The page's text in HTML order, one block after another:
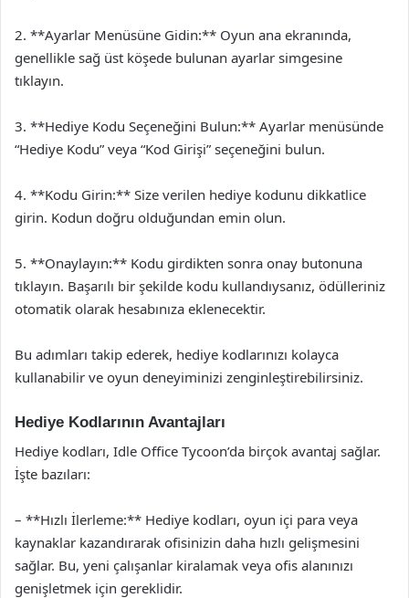
2. **Ayarlar Menüsüne Gidin:** Oyun ana ekranında,
genellikle sağ üst köşede bulunan ayarlar simgesine
tıklayın.
3. **Hediye Kodu Seçeneğini Bulun:** Ayarlar menüsünde
“Hediye Kodu” veya “Kod Girişi” seçeneğini bulun.
4. **Kodu Girin:** Size verilen hediye kodunu dikkatlice
girin. Kodun doğru olduğundan emin olun.
5. **Onaylayın:** Kodu girdikten sonra onay butonuna
tıklayın. Başarılı bir şekilde kodu kullandıysanız, ödülleriniz
otomatik olarak hesabınıza eklenecektir.
Bu adımları takip ederek, hediye kodlarınızı kolayca
kullanabilir ve oyun deneyiminizi zenginleştirebilirsiniz.
Hediye Kodlarının Avantajları
Hediye kodları, Idle Office Tycoon’da birçok avantaj sağlar.
İşte bazıları:
– **Hızlı İlerleme:** Hediye kodları, oyun içi para veya
kaynaklar kazandırarak ofisinizin daha hızlı gelişmesini
sağlar. Bu, yeni çalışanlar kiralamak veya ofis alanınızı
genişletmek için gereklidir.